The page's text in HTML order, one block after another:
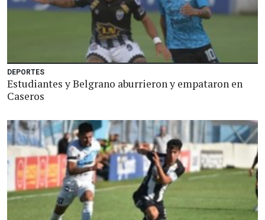
DEPORTES
Estudiantes y Belgrano aburrieron y empataron en
Caseros